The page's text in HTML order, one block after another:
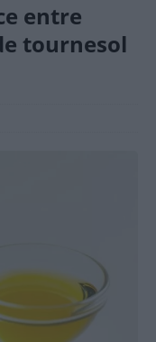
entre
tournesol